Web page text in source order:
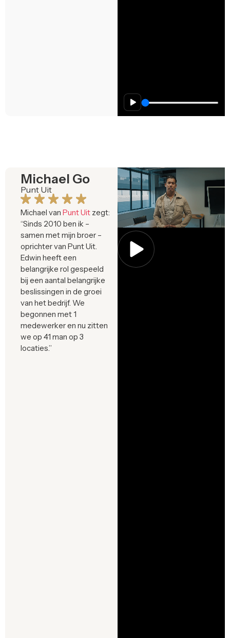
Michael Go
Punt Uit
Michael van Punt Uit zegt:
“Sinds 2010 ben ik –
samen met mijn broer –
oprichter van Punt Uit.
Edwin heeft een
belangrijke rol gespeeld
bij een aantal belangrijke
beslissingen in de groei
van het bedrijf. We
begonnen met 1
medewerker en nu zitten
we op 41 man op 3
locaties.”